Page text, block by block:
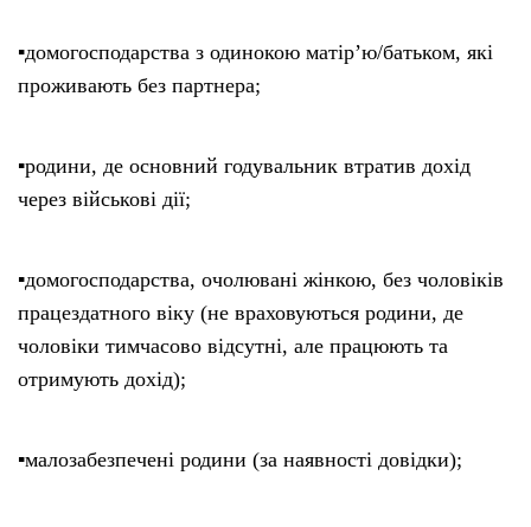
▪️домогосподарства з одинокою матір’ю/батьком, які
проживають без партнера;
▪️родини, де основний годувальник втратив дохід
через військові дії;
▪️домогосподарства, очолювані жінкою, без чоловіків
працездатного віку (не враховуються родини, де
чоловіки тимчасово відсутні, але працюють та
отримують дохід);
▪️малозабезпечені родини (за наявності довідки);